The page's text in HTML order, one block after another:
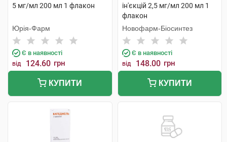
5 мг/мл 200 мл 1 флакон
Юрія-Фарм
Є в наявності
від 124.60 грн
КУПИТИ
ін'єкцій 2,5 мг/мл 200 мл 1
флакон
Новофарм-Біосинтез
Є в наявності
від 148.00 грн
КУПИТИ